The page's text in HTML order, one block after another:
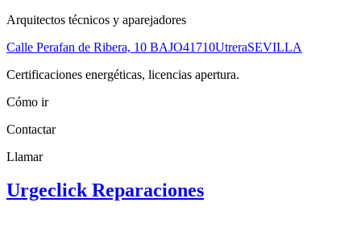
Arquitectos técnicos y aparejadores
Calle Perafan de Ribera, 10 BAJO41710UtreraSEVILLA
Certificaciones energéticas, licencias apertura.
Cómo ir
Contactar
Llamar
Urgeclick Reparaciones